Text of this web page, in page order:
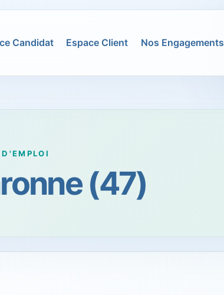
Candidat Espace Client Nos Engagements
(47)